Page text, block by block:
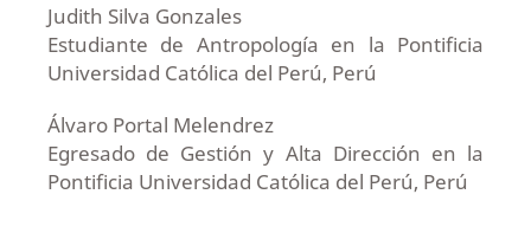
Judith Silva Gonzales
Estudiante de Antropología en la Pontificia
Universidad Católica del Perú, Perú
Álvaro Portal Melendrez
Egresado de Gestión y Alta Dirección en la
Pontificia Universidad Católica del Perú, Perú